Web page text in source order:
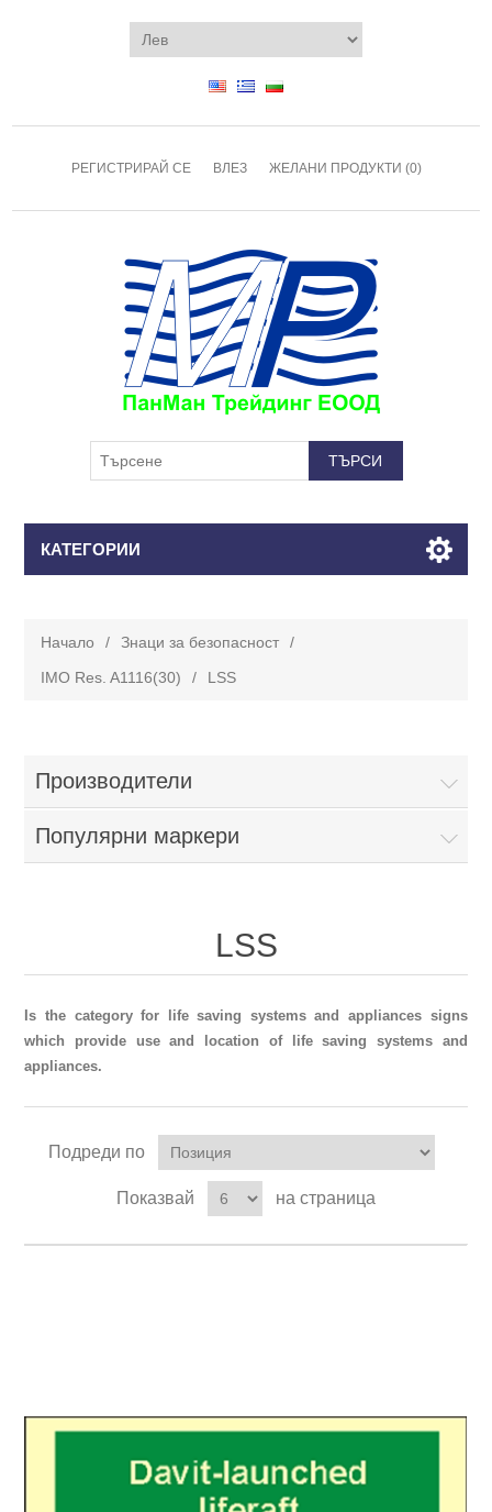
РЕГИСТРИРАЙ СЕ ВЛЕЗ ЖЕЛАНИ ПРОДУКТИ (0)
КАТЕГОРИИ
Начало / Знаци за безопасност
/
IMO Res. A1116(30)
/ LSS
Производители
Популярни маркери
LSS
Is the category for life saving systems and appliances signs
which provide use and location of life saving systems and
appliances.
Подреди по
Показвай на страница